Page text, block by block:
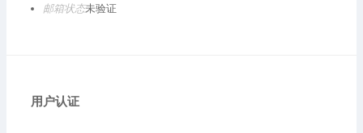
邮箱状态未验证
用户认证